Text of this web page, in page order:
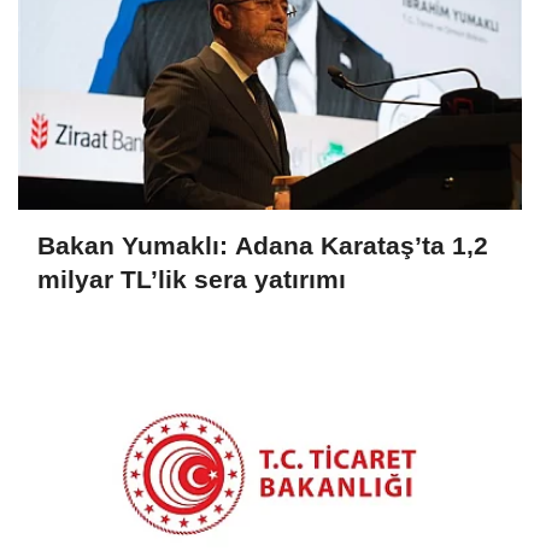
Bakan Yumaklı: Adana Karataş’ta 1,2
milyar TL’lik sera yatırımı